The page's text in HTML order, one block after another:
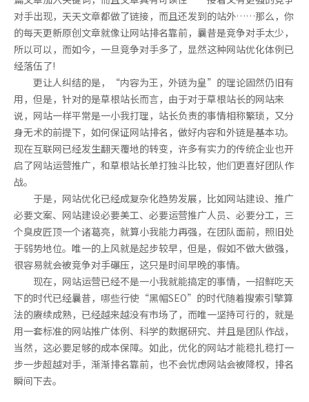
对手出现，天天文章都做了链接，而且还发到的站外……那么，你
的每天更新原创文章就像让网站排名靠前，曩昔是竞争对手太少，
所以可以，而如今，一旦竞争对手多了，显然这种网站优化体例已
经落伍了!
更让人纠结的是，“内容为王，外链为皇”的理论固然仍旧有
用，但是，针对的是草根站长而言，由于对于草根站长的网站来
说，网站一样平常是一小我打理，站长负责的事情相称繁琐，又分
身无术的前提下，如何保证网站排名，做好内容和外链是基本功。
现在互联网已经发生翻天覆地的转变，许多有实力的传统企业也开
启了网站运营推广，和草根站长单打独斗比较，他们更喜好团队作
战。
于是，网站优化已经成复杂化趋势发展，比如网站建设、推广
必要文案、网站建设必要美工、必要运营推广人员、必要分工，三
个臭皮匠顶一个诸葛亮，就算小我能力再强，在团队面前，照旧处
于弱势地位。唯一的上风就是起步较早，但是，假如不做大做强，
很容易就会被竞争对手碾压，这只是时间早晚的事情。
现在，网站运营已经不是一小我就能搞定的事情，一招鲜吃天
下的时代已经曩昔，哪些行使“黑帽SEO”的时代随着搜索引擎算
法的赓续成熟，已经越来越没有市场了，而唯一坚持可行的，就是
用一套标准的网站推广体例、科学的数据研究、并且是团队作战，
当然，这必要足够的成本保障。如此，优化的网站才能稳扎稳打一
步一步超越对手，渐渐排名靠前，也不会忧虑网站会被降权，排名
瞬间下去。